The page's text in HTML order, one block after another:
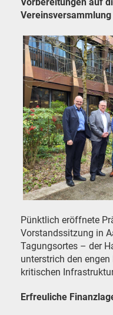
Pünktlich eröffnete
Vorstandssitzung in
Tagungsortes – der
unterstrich den
kritischen
Erfreuliche